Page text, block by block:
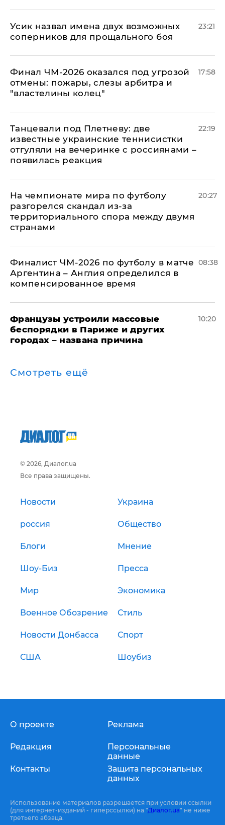
Усик назвал имена двух возможных
соперников для прощального боя
23:21
Финал ЧМ-2026 оказался под угрозой
отмены: пожары, слезы арбитра и
"властелины колец"
17:58
Танцевали под Плетневу: две
известные украинские теннисистки
отгуляли на вечеринке с россиянами –
появилась реакция
22:19
На чемпионате мира по футболу
разгорелся скандал из-за
территориального спора между двумя
странами
20:27
Финалист ЧМ-2026 по футболу в матче
Аргентина – Англия определился в
компенсированное время
08:38
Французы устроили массовые
беспорядки в Париже и других
городах – названа причина
10:20
Смотреть ещё
© 2026, Диалог.ua
Все права защищены.
Новости Украина
россия Общество
Блоги Мнение
Шоу-Биз Пресса
Мир Экономика
Военное Обозрение Стиль
Новости Донбасса Спорт
США Шоубиз
О проекте
Редакция
Контакты
Реклама
Персональные
данные
Защита персональных
данных
Использование материалов разрешается при условии ссылки
(для интернет-изданий - гиперссылки) на "Диалог.ua" не ниже
третьего абзаца.